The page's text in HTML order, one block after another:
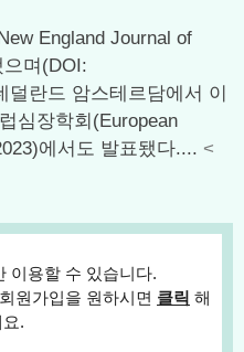
England Journal of
며(DOI:
덜란드 암스테르담에서 이
심장학회(European
에서도 발표됐다.... <
이용할 수 있습니다.
원가입을 원하시면 클릭 해
.